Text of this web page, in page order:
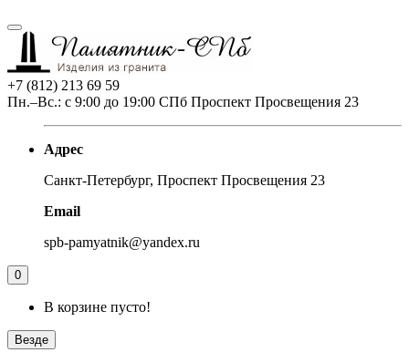
+7 (812) 213 69 59
Пн.–Вс.: с 9:00 до 19:00 СПб Проспект Просвещения 23
Адрес
Санкт-Петербург, Проспект Просвещения 23
Email
spb-pamyatnik@yandex.ru
0
В корзине пусто!
Везде